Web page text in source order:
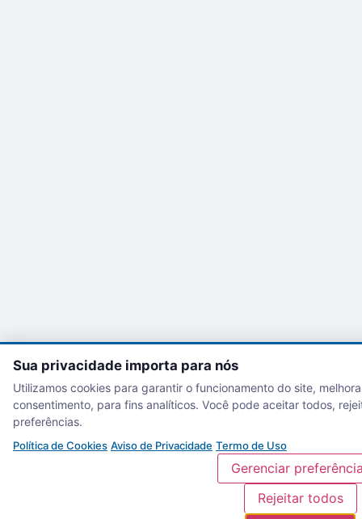
Sua privacidade importa para nós
Utilizamos cookies para garantir o funcionamento do site,
consentimento, para fins analíticos. Você pode aceitar todos,
preferências.
Política de Cookies·Aviso de Privacidade·Termo de Uso
Gerenciar
Rejeitar todos